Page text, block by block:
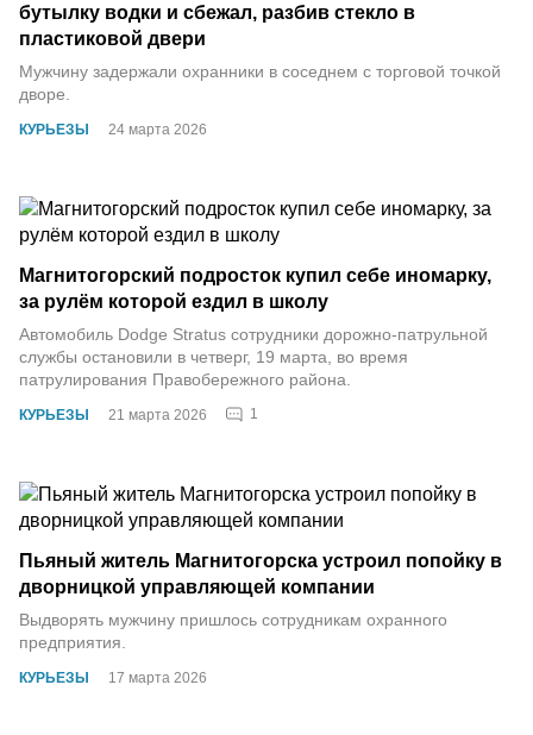
КУРЬЕЗЫ 24 марта 2026
бутылку водки и сбежал, разбив стекло в
пластиковой двери
Мужчину задержали охранники в соседнем с торговой точкой
дворе.
КУРЬЕЗЫ 21 марта 2026 1
Магнитогорский подросток купил себе иномарку,
за рулём которой ездил в школу
Автомобиль Dodge Stratus сотрудники дорожно-патрульной
службы остановили в четверг, 19 марта, во время
патрулирования Правобережного района.
КУРЬЕЗЫ 17 марта 2026
Пьяный житель Магнитогорска устроил попойку в
дворницкой управляющей компании
Выдворять мужчину пришлось сотрудникам охранного
предприятия.